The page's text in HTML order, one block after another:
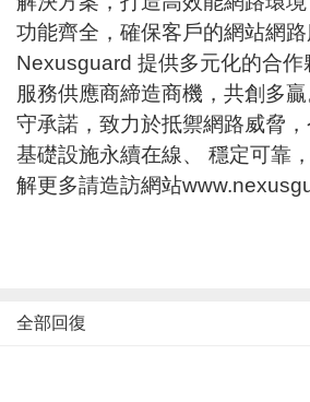
功能齊全，確保客戶的網站網路
Nexusguard 提供多元化的合作
服務供應商締造商機，共創多
守承諾，致力於抵禦網路威脅
基礎設施永續在線、 穩定可靠
解更多請造訪網站
全部回復